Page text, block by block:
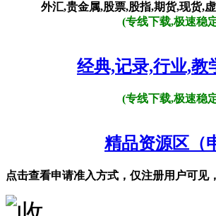
外汇,贵金属,股票,股指,期货,现货,
(专线下载,极速稳
经典,记录,行业,教
(专线下载,极速稳
精品资源区（
点击查看申请准入方式，仅注册用户可见